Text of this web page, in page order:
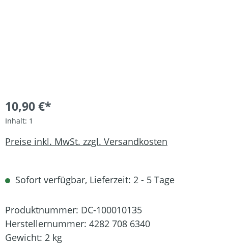
10,90 €*
Inhalt: 1
Preise inkl. MwSt. zzgl. Versandkosten
Sofort verfügbar, Lieferzeit: 2 - 5 Tage
Produktnummer: DC-100010135
Herstellernummer: 4282 708 6340
Gewicht: 2 kg